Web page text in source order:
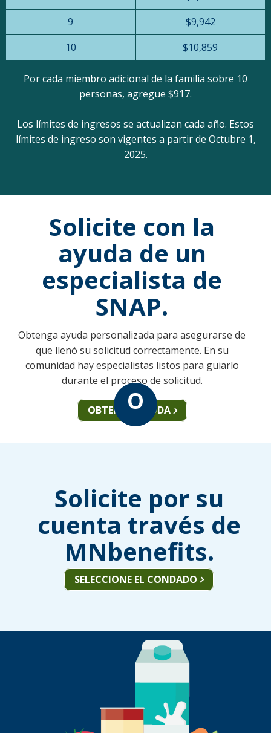
9
$9,942
10
$10,859
Por cada miembro adicional de la familia sobre 10
personas, agregue $917.
Los límites de ingresos se actualizan cada año. Estos
límites de ingreso son vigentes a partir de Octubre 1,
2025.
Solicite con la
ayuda de un
especialista de
SNAP.
Obtenga ayuda personalizada para asegurarse de
que llenó su solicitud correctamente. En su
comunidad hay especialistas listos para guiarlo
durante el proceso de solicitud.
OBTENGA AYUDA
O
Solicite por su
cuenta través de
MNbenefits.
SELECCIONE EL CONDADO